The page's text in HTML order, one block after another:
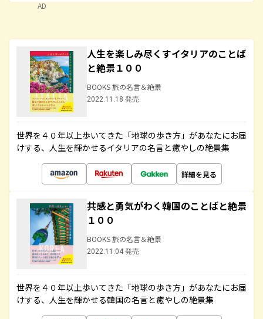
AD
人生を楽しみ尽くすイタリアのことば
と絶景１００
BOOKS 旅の名言＆絶景
2022.11.18 発売
世界を４０年以上歩いてきた「地球の歩き方」があなたにお届
けする、人生を輝かせるイタリアの名言と癒やしの絶景集
詳細を見る
共感と勇気がわく韓国のことばと絶景
１００
BOOKS 旅の名言＆絶景
2022.11.04 発売
世界を４０年以上歩いてきた「地球の歩き方」があなたにお届
けする、人生を輝かせる韓国の名言と癒やしの絶景集